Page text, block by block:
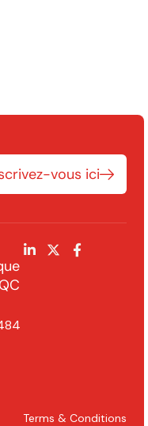
vous ici
Terms & Conditions